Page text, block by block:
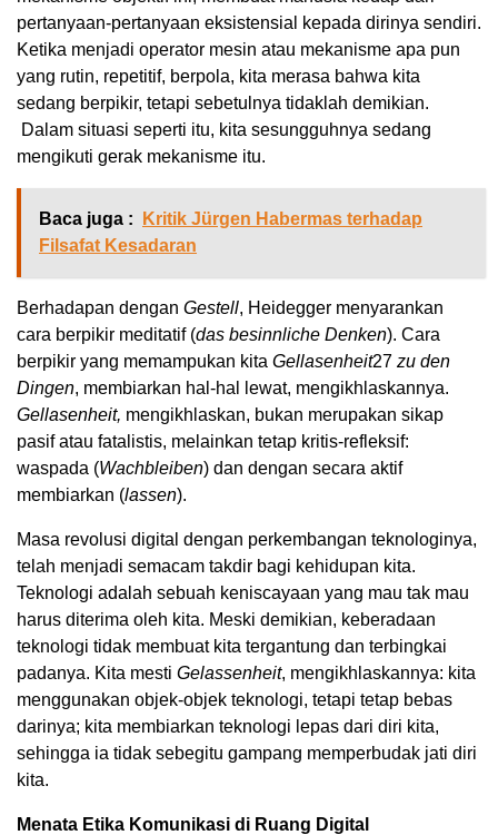
pertanyaan-pertanyaan eksistensial kepada dirinya sendiri.
Ketika menjadi operator mesin atau mekanisme apa pun
yang rutin, repetitif, berpola, kita merasa bahwa kita
sedang berpikir, tetapi sebetulnya tidaklah demikian.
Dalam situasi seperti itu, kita sesungguhnya sedang
mengikuti gerak mekanisme itu.
Baca juga :
Kritik Jürgen Habermas terhadap
Filsafat Kesadaran
Berhadapan dengan Gestell, Heidegger menyarankan
cara berpikir meditatif (das besinnliche Denken). Cara
berpikir yang memampukan kita Gellasenheit27 zu den
Dingen, membiarkan hal-hal lewat, mengikhlaskannya.
Gellasenheit, mengikhlaskan, bukan merupakan sikap
pasif atau fatalistis, melainkan tetap kritis-refleksif:
waspada (Wachbleiben) dan dengan secara aktif
membiarkan (lassen).
Masa revolusi digital dengan perkembangan teknologinya,
telah menjadi semacam takdir bagi kehidupan kita.
Teknologi adalah sebuah keniscayaan yang mau tak mau
harus diterima oleh kita. Meski demikian, keberadaan
teknologi tidak membuat kita tergantung dan terbingkai
padanya. Kita mesti Gelassenheit, mengikhlaskannya: kita
menggunakan objek-objek teknologi, tetapi tetap bebas
darinya; kita membiarkan teknologi lepas dari diri kita,
sehingga ia tidak sebegitu gampang memperbudak jati diri
kita.
Menata Etika Komunikasi di Ruang Digital